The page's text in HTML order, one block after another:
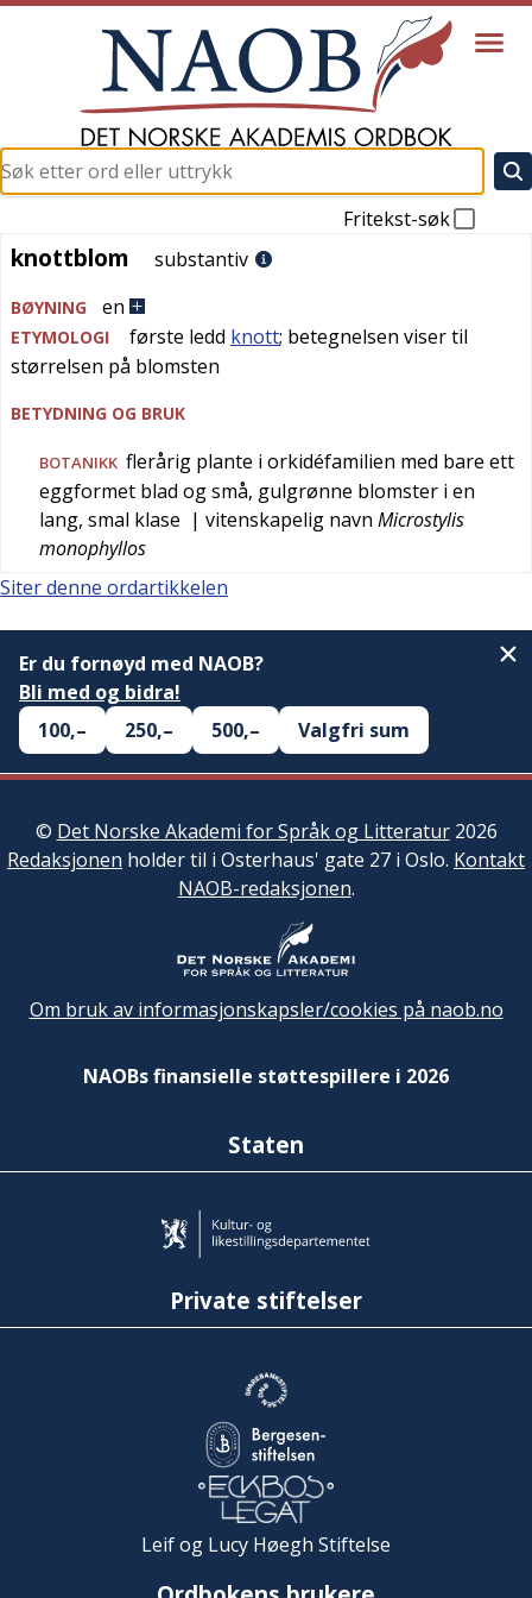
Fritekst-søk
knottblom
knottblom substantiv
BØYNING en
ETYMOLOGI første ledd knott; betegnelsen viser til
størrelsen på blomsten
BETYDNING OG BRUK
BOTANIKK flerårig plante i orkidéfamilien med bare ett
eggformet blad og små, gulgrønne blomster i en
lang, smal klase | vitenskapelig navn Microstylis
monophyllos
Siter denne ordartikkelen
Er du fornøyd med NAOB?
Bli med og bidra!
100,–
250,– 500,– Valgfri sum
© Det Norske Akademi for Språk og Litteratur2026
Redaksjonen holder til i Osterhaus' gate 27 i Oslo. Kontakt
NAOB-redaksjonen.
Om bruk av informasjonskapsler/cookies på naob.no
NAOBs finansielle støttespillere i 2026
Staten
Private stiftelser
Leif og Lucy Høegh Stiftelse